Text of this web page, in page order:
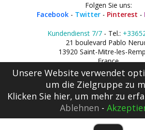
Folgen Sie uns:
Facebook - Twitter - Pinterest -
Kundendienst 7/7- Tel.:
21 boulevard Pablo
13920 Saint-Mitre-les-
France
Unsere Website verwendet
um die Zielgruppe zu
Klicken Sie hier, um mehr zu
Ablehnen -